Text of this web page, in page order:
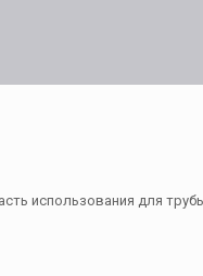
использования для